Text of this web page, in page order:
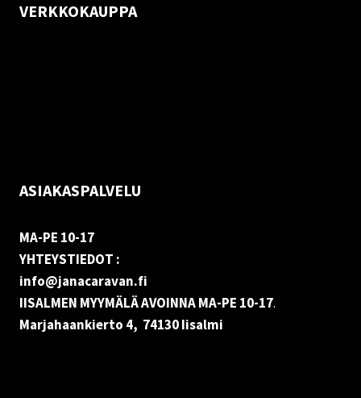
VERKKOKAUPPA
ASIAKASPALVELU
MA-PE 10-17
YHTEYSTIEDOT :
info@janacaravan.fi
IISALMEN MYYMÄLÄ AVOINNA MA-PE 10-17.
Marjahaankierto 4, 74130 Iisalmi